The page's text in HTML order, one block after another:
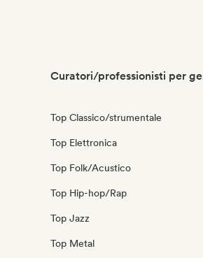
Curatori/professionisti per
Top Classico/strumentale
Top Elettronica
Top Folk/Acustico
Top Hip-hop/Rap
Top Jazz
Top Metal